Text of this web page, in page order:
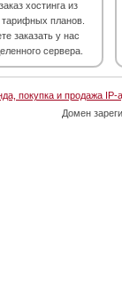
хостинга из
планов.
заказать у нас
сервера.
покупка и продажа IP-
Домен